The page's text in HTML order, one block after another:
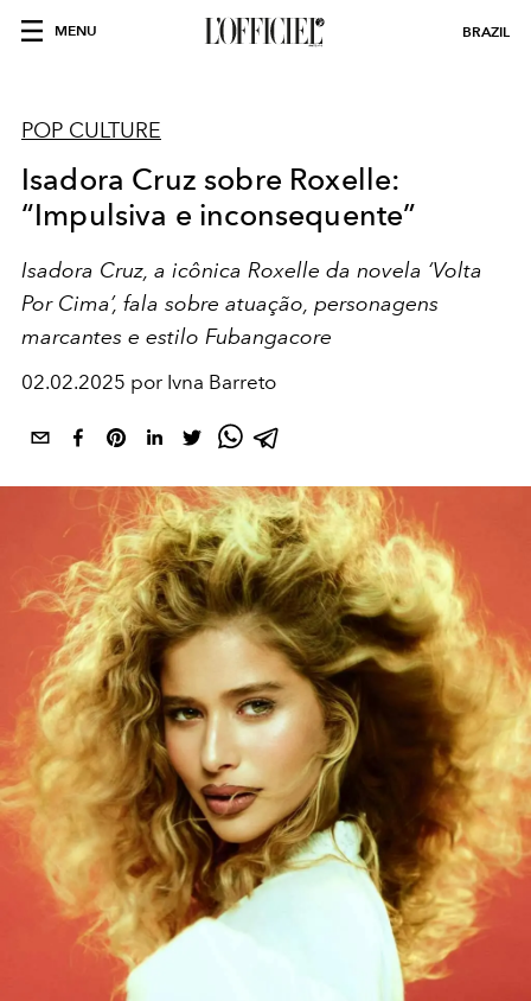
MENU BRAZIL
POP CULTURE
Isadora Cruz sobre Roxelle:
“Impulsiva e inconsequente”
Isadora Cruz, a icônica Roxelle da novela ‘Volta
Por Cima’, fala sobre atuação, personagens
marcantes e estilo Fubangacore
02.02.2025 por Ivna Barreto